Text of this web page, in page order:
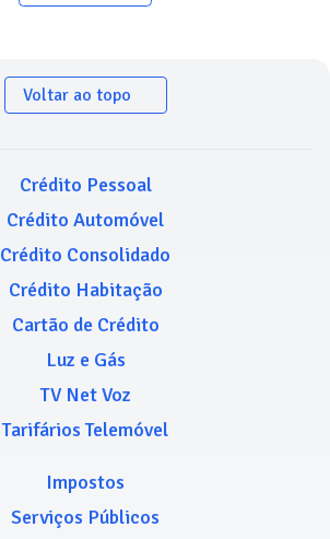
Voltar ao topo
Crédito Pessoal
Crédito Automóvel
Crédito Consolidado
Crédito Habitação
Cartão de Crédito
Luz e Gás
TV Net Voz
Tarifários Telemóvel
Impostos
Serviços Públicos